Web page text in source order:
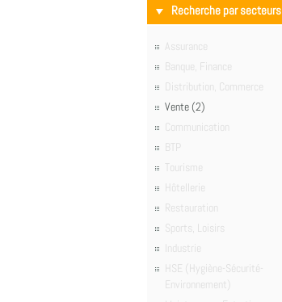
Recherche par secteurs
Assurance
Banque, Finance
Distribution, Commerce
Vente (2)
Communication
BTP
Tourisme
Hôtellerie
Restauration
Sports, Loisirs
Industrie
HSE (Hygiène-Sécurité-
Environnement)